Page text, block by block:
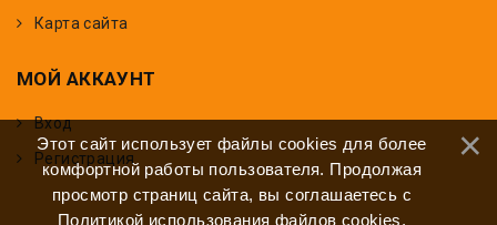
Карта сайта
МОЙ АККАУНТ
Вход
Регистрация
Этот сайт использует файлы cookies для более
комфортной работы пользователя. Продолжая
просмотр страниц сайта, вы соглашаетесь с
Политикой использования файлов cookies.